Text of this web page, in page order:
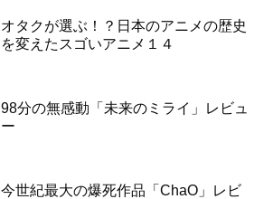
オタクが選ぶ！？日本のアニメの歴史
を変えたスゴいアニメ１４
98分の無感動「未来のミライ」レビュ
ー
今世紀最大の爆死作品「ChaO」レビ